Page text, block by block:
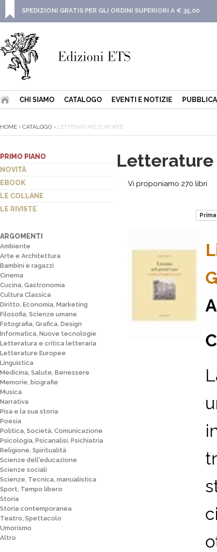
SPEDIZIONI GRATIS PER GLI ORDINI SUPERIORI A € 35,00
CHI SIAMO CATALOGO EVENTI E NOTIZIE
HOME CATALOGO LETTERATURE EUROPEE
PRIMO PIANO
NOVITÀ
EBOOK
LE COLLANE
LE RIVISTE
ARGOMENTI
Ambiente
Arte e Architettura
Bambini e ragazzi
Cinema
Cucina, Gastronomia
Cultura Classica
Diritto, Economia, Marketing
Filosofia, Scienze umane
Fotografia, Grafica, Design
Informatica, Nuove tecnologie
Letteratura e critica letteraria
Letterature Europee
Linguistica
Medicina, Salute, Benessere
Memorie, biografie
Musica
Narrativa
Pisa e la sua storia
Poesia
Politica, Società, Comunicazione
Psicologia, Psicanalisi, Psichiatria
Religione, Spiritualità
Scienze dell'educazione
Scienze sociali
Scienze, Tecnica, manualistica
Sport, Tempo libero
Storia
Storia contemporanea
Teatro, Spettacolo
Umorismo
Altro
Letterature
Vi proponiamo 270 libri
Prima